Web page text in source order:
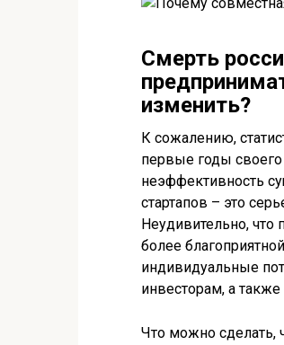
Смерть
изменить?
К сожалению,
первые годы своего
неэффективность
стартапов – это
Неудивительно,
более
индивидуальные
инвесторам, а
Что можно сделать,